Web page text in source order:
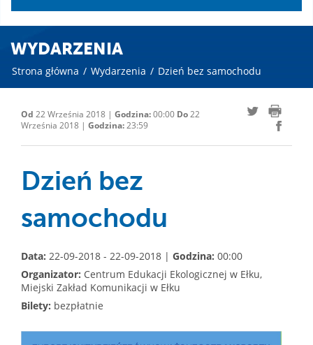
WYDARZENIA
Strona główna / Wydarzenia / Dzień bez samochodu
Od 22 Września 2018 | Godzina:00:00 Do22
Września 2018 | Godzina:23:59
Dzień bez
samochodu
Data: 22-09-2018 - 22-09-2018 | Godzina: 00:00
Organizator: Centrum Edukacji Ekologicznej w Ełku,
Miejski Zakład Komunikacji w Ełku
Bilety: bezpłatnie